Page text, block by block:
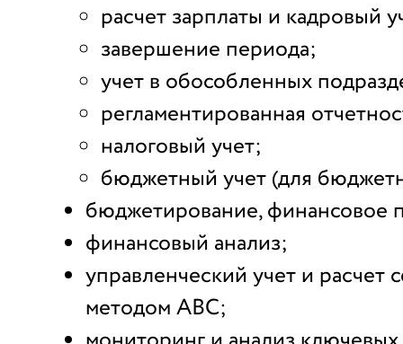
расчет зарплаты и кадровый
завершение периода;
учет в обособленных
регламентированная
налоговый учет;
бюджетный учет (для
бюджетирование, финансовое
финансовый анализ;
управленческий учет и расчет
методом ABC;